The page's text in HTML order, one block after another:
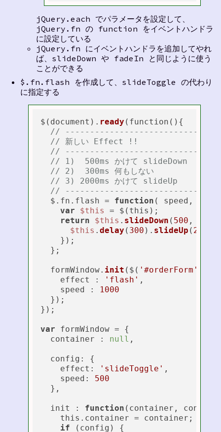
jQuery.each でパラメータを設定して、
jQuery.fn の function をイベントハンドラ
に設定している
jQuery.fn にイベントハンドラを追加してやれ
ば、slideDown や fadeIn と同じように使う
ことができる
$.fn.flash を作成して、slideToggle の代わり
に指定する
$(document). ready (function(){
// ----------------------------
// 新しい Effect !!
// ----------------------------
// 1)  500ms かけて slideDown
// 2)  300ms 何もしない
// 3) 2000ms かけて slideUp
// ----------------------------
  $.fn.flash =
function (
speed,
var
$this
= $(this);
return
$this . slideDown ( 500 ,
$this . delay ( 300 ). slideUp ( 2000
    });
  };
  formWindow.
init ($( '#orderForm'
    effect :
'flash' ,
    speed :
1000
  });
});
var formWindow = {
  container :
null ,
  config: {
    effect:
'slideToggle' ,
    speed:
500
  },
  init :
function ( container, config
    this.container = container;
if (config) {